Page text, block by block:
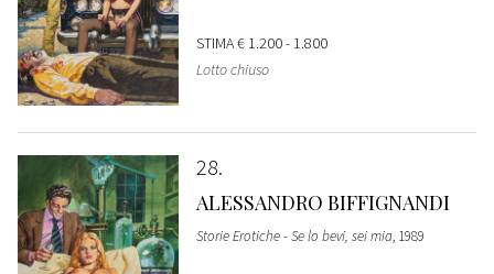
STIMA€ 1.200 - 1.800
Lotto chiuso
28
ALESSANDRO BIFFIGNANDI
Storie Erotiche - Se lo bevi, sei mia, 1989